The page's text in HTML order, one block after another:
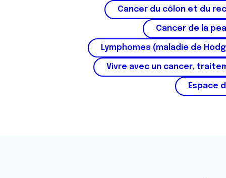
Cancer du côlon et du
Cancer de la
Lymphomes (maladie de
Vivre avec un cancer,
Espace